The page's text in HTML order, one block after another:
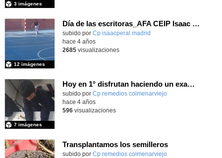
3 imágenes
Día de las escritoras_AFA CEIP Isaac Peral 22_23
Contenido educativo.
subido por Cp isaacperal madrid
12 imágenes
hace 4 años
2685visualizaciones
Hoy en 1° disfrutan haciendo un examen muy divertido.
Contenido educativo.
subido por Cp remedios colmenarviejo
7 imágenes
-
hace 4 años
596visualizaciones
Transplantamos los semilleros
Contenido educativo.
subido por Cp remedios colmenarviejo-